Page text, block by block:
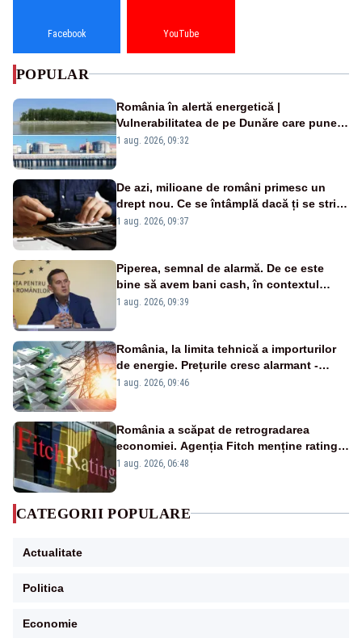
Facebook YouTube
POPULAR
România în alertă energetică |
Vulnerabilitatea de pe Dunăre care pune
în pericol Centrala Cernavodă era
1 aug. 2026, 09:32
De azi, milioane de români primesc un
drept nou. Ce se întâmplă dacă ți se strică
un produs
1 aug. 2026, 09:37
Piperea, semnal de alarmă. De ce este
bine să avem bani cash, în contextul
alertei energetice?
1 aug. 2026, 09:39
România, la limita tehnică a importurilor
de energie. Prețurile cresc alarmant -
Analiză Realitatea Plus
1 aug. 2026, 09:46
România a scăpat de retrogradarea
economiei. Agenția Fitch menține ratingul
„BBB-” cu perspectivă negativă
1 aug. 2026, 06:48
CATEGORII POPULARE
Actualitate
Politica
Economie